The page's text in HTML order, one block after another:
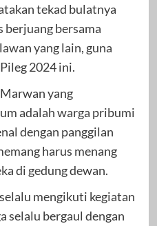
tekad bulatnya
berjuang bersama
yang lain, guna
2024 ini.
yang
adalah warga pribumi
dengan panggilan
harus menang
di gedung dewan.
mengikuti kegiatan
selalu bergaul dengan